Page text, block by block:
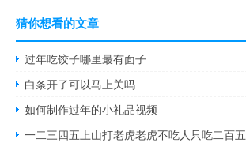
猜你想看的文章
过年吃饺子哪里最有面子
白条开了可以马上关吗
如何制作过年的小礼品视频
一二三四五上山打老虎老虎不吃人只吃二百五